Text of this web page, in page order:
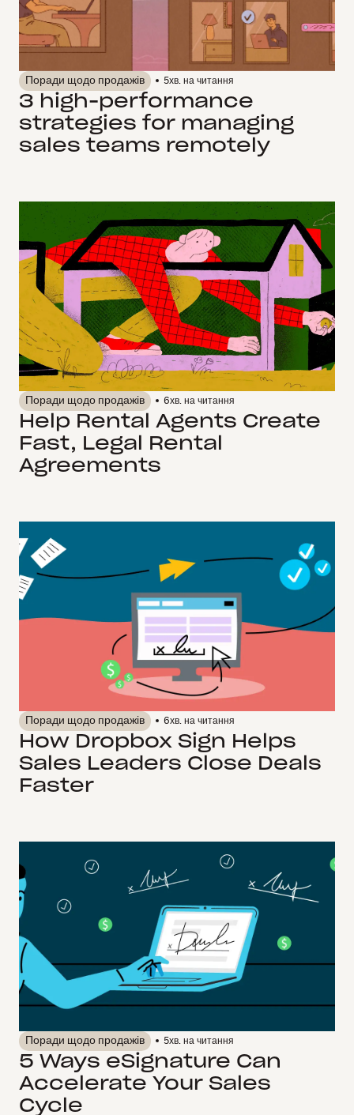
Поради щодо продажів 5хв. на читання
3 high-performance
strategies for managing
sales teams remotely
Поради щодо продажів 6хв. на читання
Help Rental Agents Create
Fast, Legal Rental
Agreements
Поради щодо продажів 6хв. на читання
How Dropbox Sign Helps
Sales Leaders Close Deals
Faster
Поради щодо продажів 5хв. на читання
5 Ways eSignature Can
Accelerate Your Sales
Cycle